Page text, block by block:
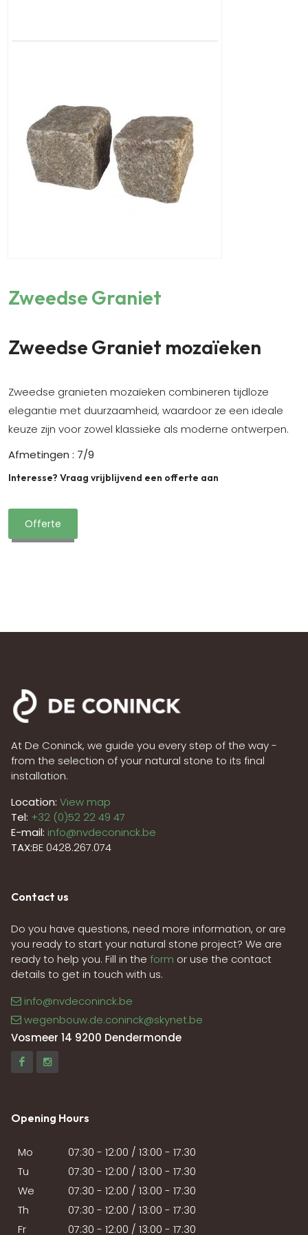
Zweedse Graniet
Zweedse Graniet mozaïeken
Zweedse granieten mozaïeken combineren tijdloze
elegantie met duurzaamheid, waardoor ze een ideale
keuze zijn voor zowel klassieke als moderne ontwerpen.
Afmetingen : 7/9
Interesse? Vraag vrijblijvend een offerte aan
Offerte
At De Coninck, we guide you every step of the way -
from the selection of your natural stone to its final
installation.
Location: View map
Tel: +32 (0)52 22 49 47
E-mail: info@nvdeconinck.be
TAX:BE 0428.267.074
Contact us
Do you have questions, need more information, or are
you ready to start your natural stone project? We are
ready to help you. Fill in the form or use the contact
details to get in touch with us.
info@nvdeconinck.be
wegenbouw.de.coninck@skynet.be
Vosmeer 14 9200 Dendermonde
Opening Hours
Mo
07:30 - 12:00 / 13:00 - 17:30
Tu
07:30 - 12:00 / 13:00 - 17:30
We
07:30 - 12:00 / 13:00 - 17:30
Th
07:30 - 12:00 / 13:00 - 17:30
Fr
07:30 - 12:00 / 13:00 - 17:30